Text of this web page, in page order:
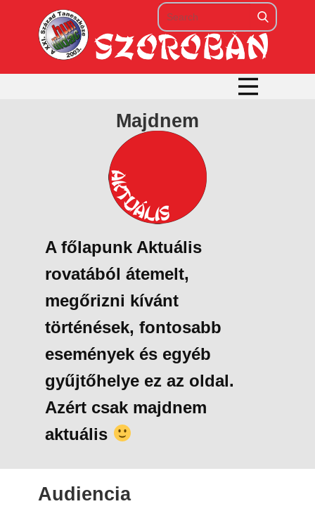
Majdnem
A főlapunk Aktuális
rovatából átemelt,
megőrizni kívánt
történések, fontosabb
események és egyéb
gyűjtőhelye ez az oldal.
Azért csak majdnem
aktuális
Audiencia